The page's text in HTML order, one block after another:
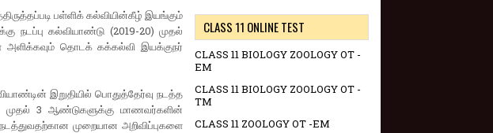
பள்ளிக் கல்வியின்கீழ் இயங்கும்
நடப்பு கல்வியாண்டு (2019-20) முதல்
அளிக்கவும் தொடக் கக்கல்வி இயக்குநர்
இறுதியில் பொதுத்தேர்வு நடத்த
முதல் 3 ஆண்டுகளுக்கு மாணவர்களின்
முறையான அறிவிப்புகளை
CLASS 11 ONLINE TEST
CLASS 11 BIOLOGY ZOOLOGY OT -
EM
CLASS 11 BIOLOGY ZOOLOGY OT -
TM
CLASS 11 ZOOLOGY OT -EM